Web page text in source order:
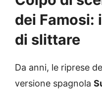
dei Famosi:
di slittare
Da anni, le riprese
versione spagnola